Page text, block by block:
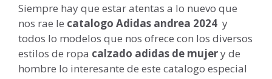
Siempre hay que estar atentas a lo nuevo que
nos rae le catalogo Adidas andrea 2024 y
todos lo modelos que nos ofrece con los diversos
estilos de ropa calzado adidas de mujery de
hombre lo interesante de este catalogo especial